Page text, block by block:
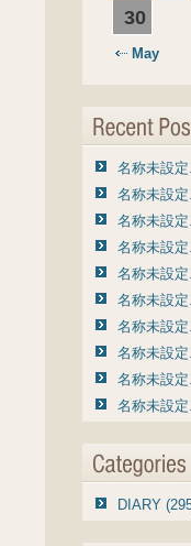
30
May
名称未設
名称未設
名称未設
名称未設
名称未設
名称未設
名称未設
名称未設
名称未設
名称未設
DIARY